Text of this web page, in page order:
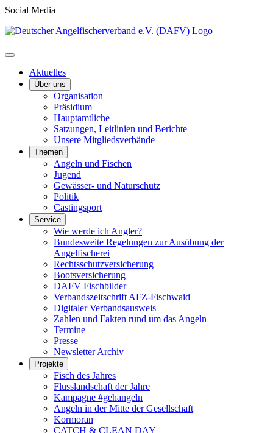
Social Media
Aktuelles
Über uns
Organisation
Präsidium
Hauptamtliche
Satzungen, Leitlinien und Berichte
Unsere Mitgliedsverbände
Themen
Angeln und Fischen
Jugend
Gewässer- und Naturschutz
Politik
Castingsport
Service
Wie werde ich Angler?
Bundesweite Regelungen zur Ausübung der
Angelfischerei
Rechtsschutzversicherung
Bootsversicherung
DAFV Fischbilder
Verbandszeitschrift AFZ-Fischwaid
Digitaler Verbandsausweis
Zahlen und Fakten rund um das Angeln
Termine
Presse
Newsletter Archiv
Projekte
Fisch des Jahres
Flusslandschaft der Jahre
Kampagne #gehangeln
Angeln in der Mitte der Gesellschaft
Kormoran
CATCH & CLEAN DAY